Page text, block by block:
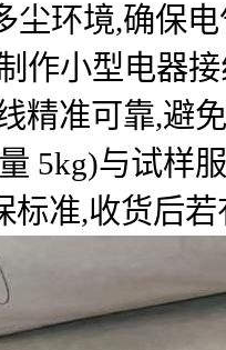
尘环境,确保
作小型电器
精准可靠,避
5kg)与试样
标准,收货后